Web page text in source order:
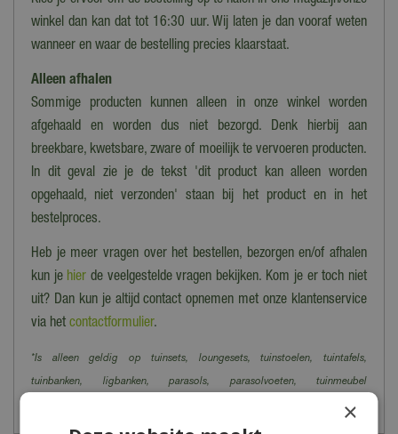
winkel dan kan dat tot 16:30 uur. Wij laten je dan vooraf weten
wanneer en waar de bestelling precies klaarstaat.
Alleen afhalen
Sommige producten kunnen alleen in onze winkel worden
afgehaald en worden dus niet bezorgd. Denk hierbij aan
breekbare, kwetsbare, zware of moeilijk te vervoeren producten.
In dit geval zie je de tekst 'dit product kan alleen worden
opgehaald, niet verzonden' staan bij het product en in het
bestelproces.
Heb je meer vragen over het bestellen, bezorgen en/of afhalen
kun je hier de veelgestelde vragen bekijken. Kom je er toch niet
uit? Dan kun je altijd contact opnemen met onze klantenservice
via het contactformulier.
*Is alleen geldig op tuinsets, loungesets, tuinstoelen, tuintafels,
tuinbanken, ligbanken, parasols, parasolvoeten, tuinmeubel
×